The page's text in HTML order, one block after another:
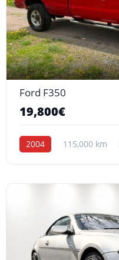
Ford F350
19,800€
2004 115,000 km